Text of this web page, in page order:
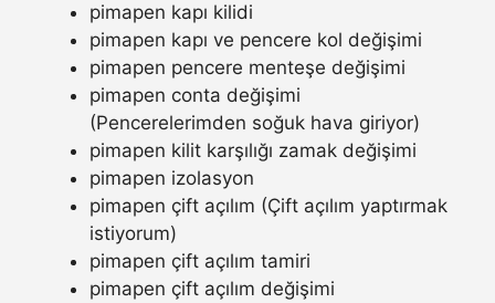
pimapen kapı kilidi
pimapen kapı ve pencere kol değişimi
pimapen pencere menteşe değişimi
pimapen conta değişimi
(Pencerelerimden soğuk hava giriyor)
pimapen kilit karşılığı zamak değişimi
pimapen izolasyon
pimapen çift açılım (Çift açılım yaptırmak
istiyorum)
pimapen çift açılım tamiri
pimapen çift açılım değişimi